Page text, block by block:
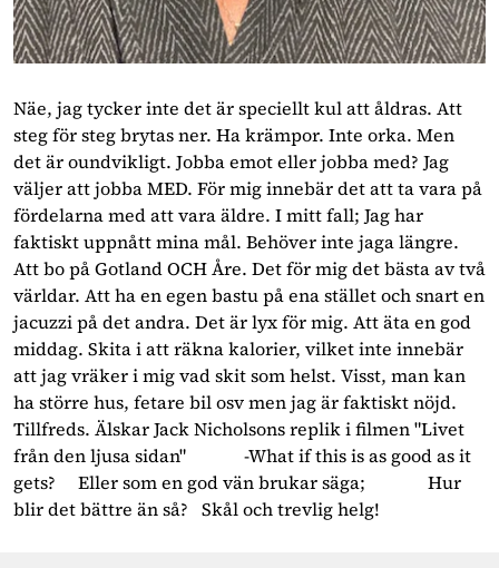
Näe, jag tycker inte det är speciellt kul att åldras. Att
steg för steg brytas ner. Ha krämpor. Inte orka. Men
det är oundvikligt. Jobba emot eller jobba med? Jag
väljer att jobba MED. För mig innebär det att ta vara på
fördelarna med att vara äldre. I mitt fall; Jag har
faktiskt uppnått mina mål. Behöver inte jaga längre.
Att bo på Gotland OCH Åre. Det för mig det bästa av två
världar. Att ha en egen bastu på ena stället och snart en
jacuzzi på det andra. Det är lyx för mig. Att äta en god
middag. Skita i att räkna kalorier, vilket inte innebär
att jag vräker i mig vad skit som helst. Visst, man kan
ha större hus, fetare bil osv men jag är faktiskt nöjd.
Tillfreds. Älskar Jack Nicholsons replik i filmen "Livet
från den ljusa sidan" -What if this is as good as it
gets? Eller som en god vän brukar säga; Hur
blir det bättre än så? Skål och trevlig helg!